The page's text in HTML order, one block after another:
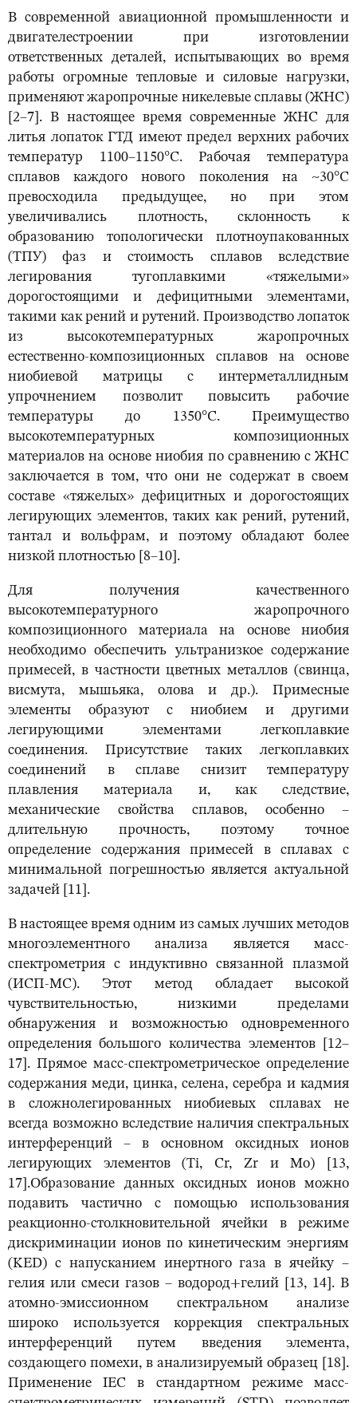
В современной авиационной промышленности и
двигателестроении при изготовлении
ответственных деталей, испытывающих во время
работы огромные тепловые и силовые нагрузки,
применяют жаропрочные никелевые сплавы (ЖНС)
[2–7]. В настоящее время современные ЖНС для
литья лопаток ГТД имеют предел верхних рабочих
температур 1100–1150°С. Рабочая температура
сплавов каждого нового поколения на ~30°С
превосходила предыдущее, но при этом
увеличивались плотность, склонность к
образованию топологически плотноупакованных
(ТПУ) фаз и стоимость сплавов вследствие
легирования тугоплавкими «тяжелыми»
дорогостоящими и дефицитными элементами,
такими как рений и рутений. Производство лопаток
из высокотемпературных жаропрочных
естественно-композиционных сплавов на основе
ниобиевой матрицы с интерметаллидным
упрочнением позволит повысить рабочие
температуры до 1350°С. Преимущество
высокотемпературных композиционных
материалов на основе ниобия по сравнению с ЖНС
заключается в том, что они не содержат в своем
составе «тяжелых» дефицитных и дорогостоящих
легирующих элементов, таких как рений, рутений,
тантал и вольфрам, и поэтому обладают более
низкой плотностью [8–10].
Для получения качественного
высокотемпературного жаропрочного
композиционного материала на основе ниобия
необходимо обеспечить ультранизкое содержание
примесей, в частности цветных металлов (свинца,
висмута, мышьяка, олова и др.). Примесные
элементы образуют с ниобием и другими
легирующими элементами легкоплавкие
соединения. Присутствие таких легкоплавких
соединений в сплаве снизит температуру
плавления материала и, как следствие,
механические свойства сплавов, особенно –
длительную прочность, поэтому точное
определение содержания примесей в сплавах с
минимальной погрешностью является актуальной
задачей [11].
В настоящее время одним из самых лучших методов
многоэлементного анализа является масс-
спектрометрия с индуктивно связанной плазмой
(ИСП-МС). Этот метод обладает высокой
чувствительностью, низкими пределами
обнаружения и возможностью одновременного
определения большого количества элементов [12–
17]. Прямое масс-спектрометрическое определение
содержания меди, цинка, селена, серебра и кадмия
в сложнолегированных ниобиевых сплавах не
всегда возможно вследствие наличия спектральных
интерференций – в основном оксидных ионов
легирующих элементов (Ti, Cr, Zr и Mo) [13,
17].Образование данных оксидных ионов можно
подавить частично с помощью использования
реакционно-столкновительной ячейки в режиме
дискриминации ионов по кинетическим энергиям
(KED) с напусканием инертного газа в ячейку –
гелия или смеси газов – водород+гелий [13, 14]. В
атомно-эмиссионном спектральном анализе
широко используется коррекция спектральных
интерференций путем введения элемента,
создающего помехи, в анализируемый образец [18].
Применение IEC в стандартном режиме масс-